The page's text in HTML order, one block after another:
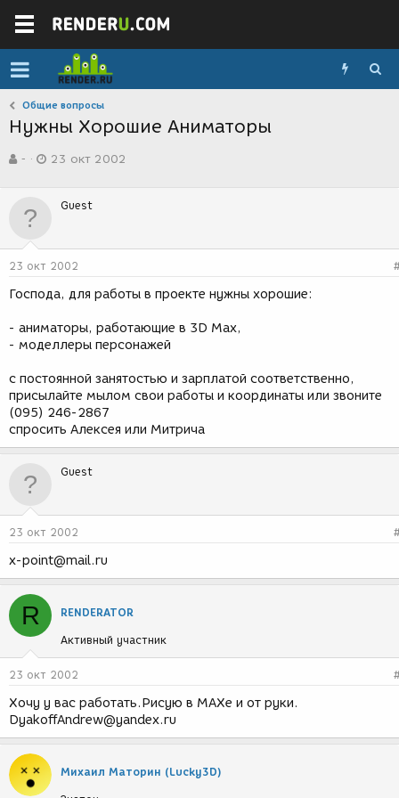
Общие вопросы
Нужны Хорошие Аниматоры
в
р
м
-
а
д
н
я
23 окт 2002
Guest
23 окт 2002
Господа, для работы в проекте нужны хорошие:
- аниматоры, работающие в 3D Max,
- моделлеры персонажей
с постоянной занятостью и зарплатой соответственно,
присылайте мылом свои работы и координаты или звоните
(095) 246-2867
спросить Алексея или Митрича
Guest
23 окт 2002
x-point@mail.ru
R RENDERATOR
Активный участник
23 окт 2002
Хочу у вас работать.Рисую в MAXе и от руки.
DyakoffAndrew@yandex.ru
Михаил Маторин (Lucky3D)